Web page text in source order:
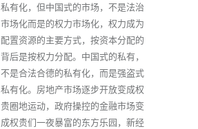
私有化，但中国式的市场，不是法治
市场化而是的权力市场化，权力成为
配置资源的主要方式，按资本分配的
背后是按权力分配。中国式的私有，
不是合法合德的私有化，而是强盗式
私有化。房地产市场逐步开放变成权
贵圈地运动，政府操控的金融市场变
成权贵们一夜暴富的东方乐园，新经